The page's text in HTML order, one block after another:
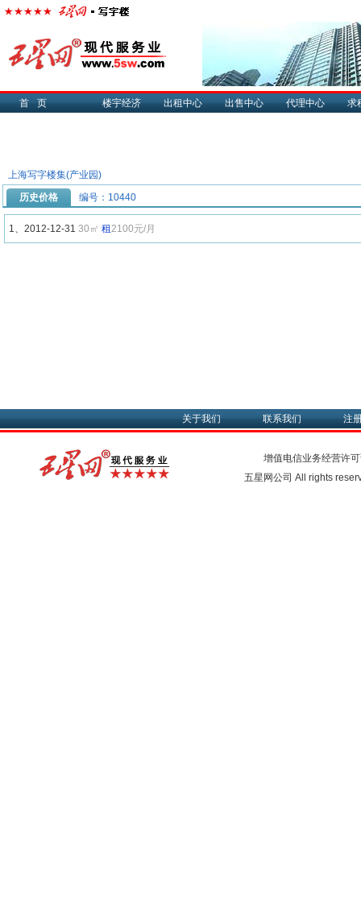
首页 楼宇经济 出租中心 出售中心 代理中心 求
上海写字楼集(产业园)
历史价格
编号：10440
1、2012-12-31 30㎡ 租2100元/月
关于我们 联系我们 注
增值电信业务经营许
五星网公司 All rights